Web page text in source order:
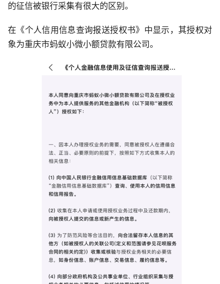
的征信被银行采集有很大的区别。
在《个人信用信息查询报送授权书》中显示，其授权对
象为重庆市蚂蚁小微小额贷款有限公司。